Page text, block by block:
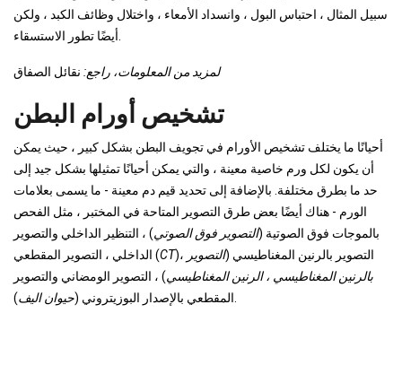
سبيل المثال ، احتباس البول ، وانسداد الأمعاء ، واختلال وظائف الكبد ، ولكن
لمزيد من المعلومات، راجع: نقائل الصفاق
تشخيص أورام البطن
أحيانًا ما يختلف تشخيص الأورام في تجويف البطن بشكل كبير ، حيث يمكن
أن يكون لكل ورم خاصية معينة ، والتي يمكن أحيانًا تمثيلها بشكل جيد إلى
حد ما بطرق مختلفة. بالإضافة إلى تحديد قيم دم معينة - ما يسمى بعلامات
الورم - هناك أيضًا بعض طرق التصوير المتاحة في المختبر ، مثل الفحص
بالموجات فوق الصوتية (التصوير فوق الصوتي) ، التنظير الداخلي والتصوير
الداخلي ، التصوير المقطعي (CT )، التصوير بالرنين المغناطيسي (التصوير
بالرنين المغناطيسي ، الرنين المغناطيسي) ، التصوير الومضاني والتصوير
المقطعي بالإصدار البوزيتروني (حيوان اليف